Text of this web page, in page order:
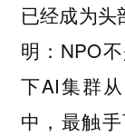
已经成为头
明：NPO
下AI集群
中，最触